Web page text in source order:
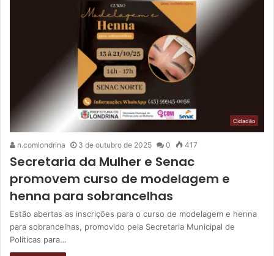
Cidadão
n.comlondrina 3 de outubro de 2025 0 417
Secretaria da Mulher e Senac
promovem curso de modelagem e
henna para sobrancelhas
Estão abertas as inscrições para o curso de modelagem e henna
para sobrancelhas, promovido pela Secretaria Municipal de
Políticas para…